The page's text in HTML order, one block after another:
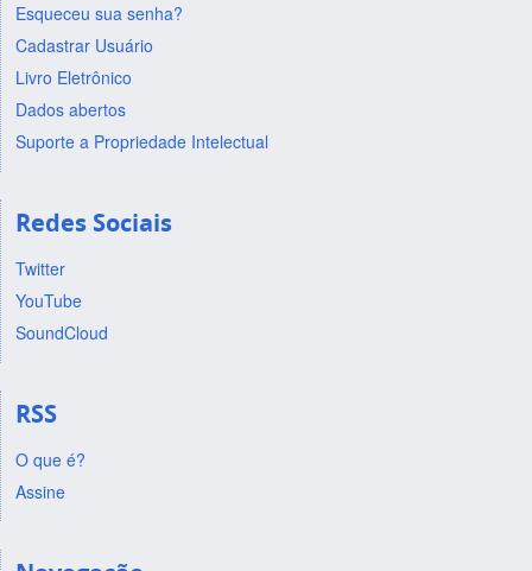
Esqueceu sua senha?
Cadastrar Usuário
Livro Eletrônico
Dados abertos
Suporte a Propriedade Intelectual
Redes Sociais
Twitter
YouTube
SoundCloud
RSS
O que é?
Assine